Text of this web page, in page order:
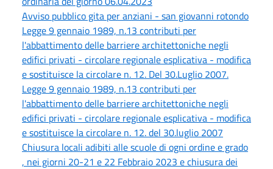
Avviso pubblico gita per anziani - san giovanni rotondo
Legge 9 gennaio 1989, n.13 contributi per
l'abbattimento delle barriere architettoniche negli
edifici privati - circolare regionale esplicativa - modifica
e sostituisce la circolare n. 12. Del 30.Luglio 2007.
Legge 9 gennaio 1989, n.13 contributi per
l'abbattimento delle barriere architettoniche negli
edifici privati - circolare regionale esplicativa - modifica
e sostituisce la circolare n. 12. del 30.luglio 2007
Chiusura locali adibiti alle scuole di ogni ordine e grado
, nei giorni 20-21 e 22 Febbraio 2023 e chiusura dei